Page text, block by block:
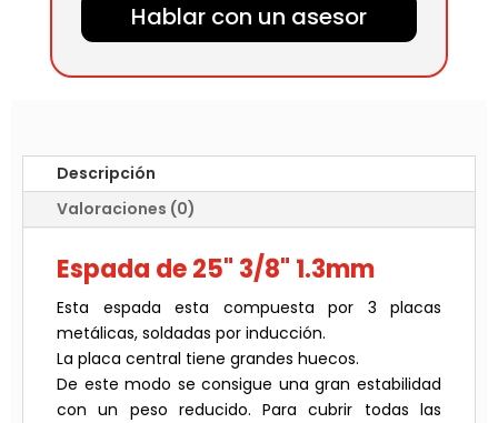
Hablar con un asesor
Descripción
Valoraciones (0)
Espada de 25" 3/8" 1.3mm
Esta espada esta compuesta por 3 placas
metálicas, soldadas por inducción.
La placa central tiene grandes huecos.
De este modo se consigue una gran estabilidad
con un peso reducido. Para cubrir todas las